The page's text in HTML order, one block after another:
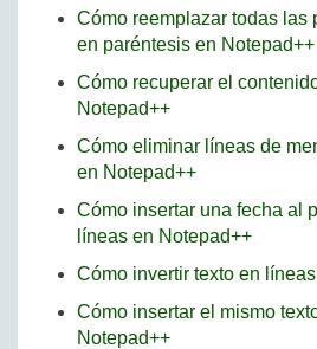
Cómo reemplazar todas las
en paréntesis en Notepad++
Cómo recuperar el
Notepad++
Cómo eliminar líneas de
en Notepad++
Cómo insertar una fecha al
líneas en Notepad++
Cómo invertir texto en
Cómo insertar el mismo
Notepad++